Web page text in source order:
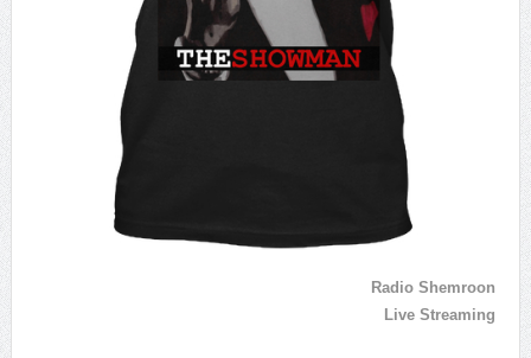
Radio Shemroon
Live Streaming